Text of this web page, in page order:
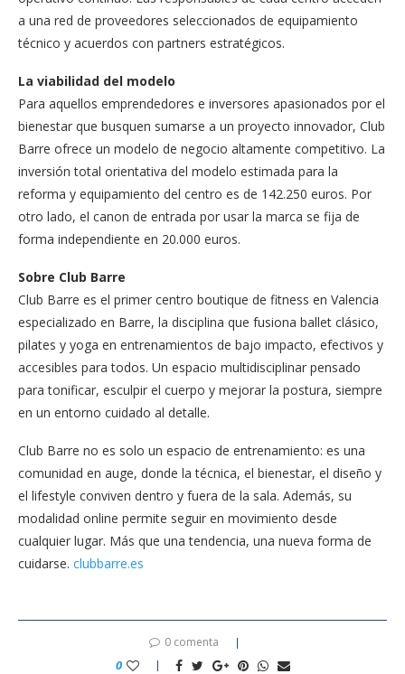
a una red de proveedores seleccionados de equipamiento
técnico y acuerdos con partners estratégicos.
La viabilidad del modelo
Para aquellos emprendedores e inversores apasionados por el
bienestar que busquen sumarse a un proyecto innovador, Club
Barre ofrece un modelo de negocio altamente competitivo. La
inversión total orientativa del modelo estimada para la
reforma y equipamiento del centro es de 142.250 euros. Por
otro lado, el canon de entrada por usar la marca se fija de
forma independiente en 20.000 euros.
Sobre Club Barre
Club Barre es el primer centro boutique de fitness en Valencia
especializado en Barre, la disciplina que fusiona ballet clásico,
pilates y yoga en entrenamientos de bajo impacto, efectivos y
accesibles para todos. Un espacio multidisciplinar pensado
para tonificar, esculpir el cuerpo y mejorar la postura, siempre
en un entorno cuidado al detalle.
Club Barre no es solo un espacio de entrenamiento: es una
comunidad en auge, donde la técnica, el bienestar, el diseño y
el lifestyle conviven dentro y fuera de la sala. Además, su
modalidad online permite seguir en movimiento desde
cualquier lugar. Más que una tendencia, una nueva forma de
cuidarse. clubbarre.es
0 comenta
0